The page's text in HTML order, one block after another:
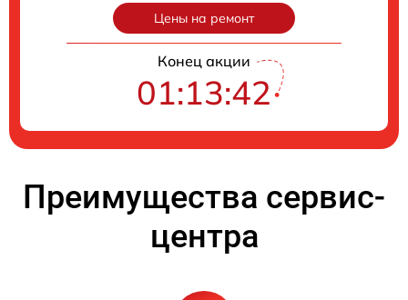
Цены на ремонт
Конец акции
01:13:41
Преимущества сервис-
центра